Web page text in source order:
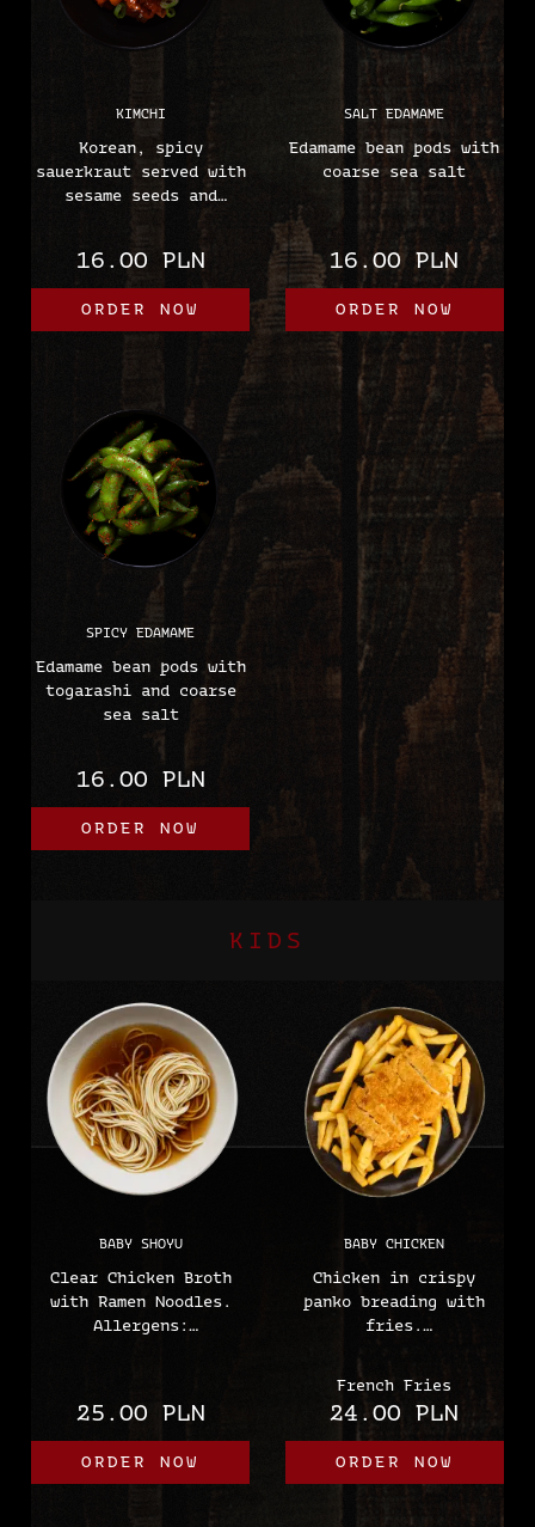
KIMCHI
Korean, spicy
sauerkraut served with
sesame seeds and
spring onions
16.00 PLN
ORDER NOW
SALT EDAMAME
Edamame bean pods with
coarse sea salt
16.00 PLN
ORDER NOW
SPICY EDAMAME
Edamame bean pods with
togarashi and coarse
sea salt
16.00 PLN
ORDER NOW
KIDS
BABY SHOYU
Clear Chicken Broth
with Ramen Noodles.
Allergens:
25.00 PLN
ORDER NOW
BABY CHICKEN
Chicken in crispy
panko breading with
fries.
French Fries
24.00 PLN
ORDER NOW